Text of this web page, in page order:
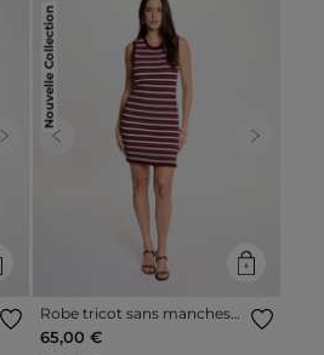
Next
Nouvelle Collection
Previous Next
Robe tricot sans manches
bordeaux femme
65,00 €